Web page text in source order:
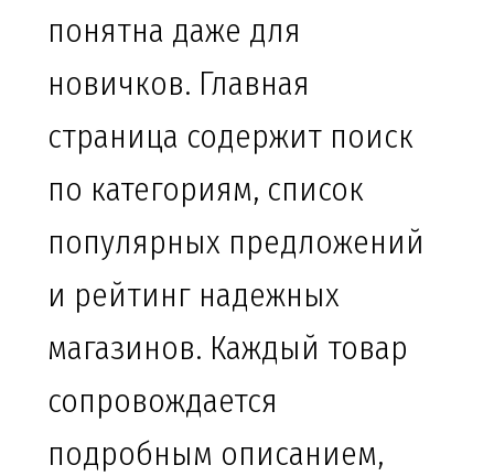
понятна даже для
новичков. Главная
страница содержит поиск
по категориям, список
популярных предложений
и рейтинг надежных
магазинов. Каждый товар
сопровождается
подробным описанием,